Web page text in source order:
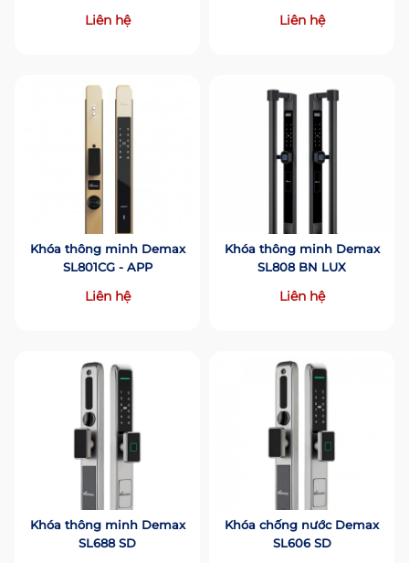
Liên hệ Liên hệ
Khóa thông minh Demax
SL801CG - APP
Liên hệ
Khóa thông minh Demax
SL808 BN LUX
Liên hệ
Khóa thông minh Demax
SL688 SD
Khóa chống nước Demax
SL606 SD